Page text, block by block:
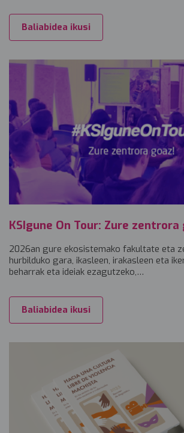
Baliabidea ikusi
KSIgune On Tour: Zure zentrora
2026an gure ekosistemako fakultate eta
hurbilduko gara, ikasleen, irakasleen eta
beharrak eta ideiak ezagutzeko,…
Baliabidea ikusi